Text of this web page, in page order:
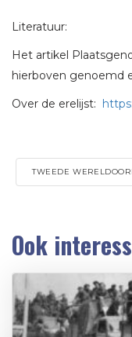
Literatuur:
Het artikel
hierboven genoemd
Over de erelijst:
TWEEDE
Ook